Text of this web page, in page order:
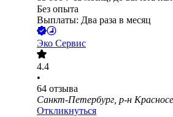
Без опыта
Выплаты: Два раза в месяц
Эко Сервис
4.4
•
64 отзыва
Санкт-Петербург, р-н
Откликнуться